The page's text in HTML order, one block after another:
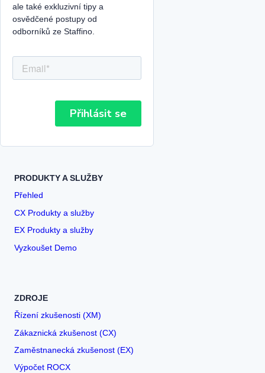
zkušenosti pro návštěvníky.
ale také exkluzivní tipy a
osvědčené postupy od
odborníků ze Staffino.
PRODUKTY A SLUŽBY
Přehled
CX Produkty a služby
EX Produkty a služby
Vyzkoušet Demo
ZDROJE
Řízení zkušenosti (XM)
Zákaznická zkušenost (CX)
Zaměstnanecká zkušenost (EX)
Výpočet ROCX